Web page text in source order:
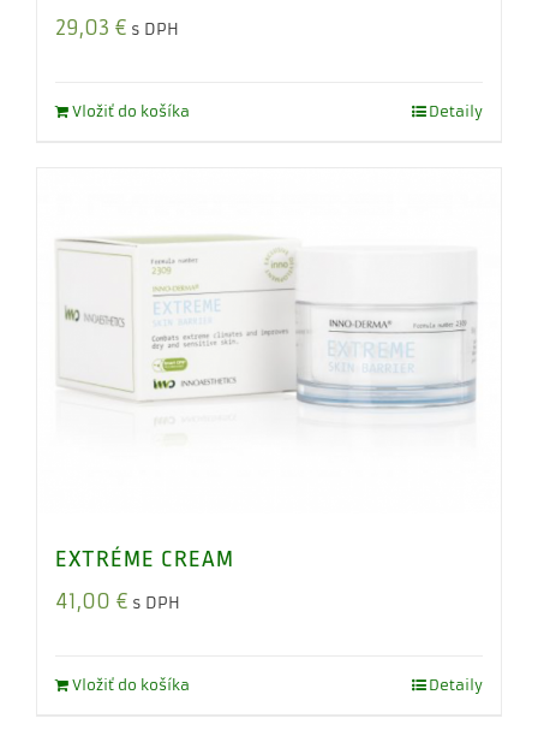
29,03 € s DPH
Vložiť do košíka Detaily
EXTRÉME CREAM
41,00 € s DPH
Vložiť do košíka Detaily